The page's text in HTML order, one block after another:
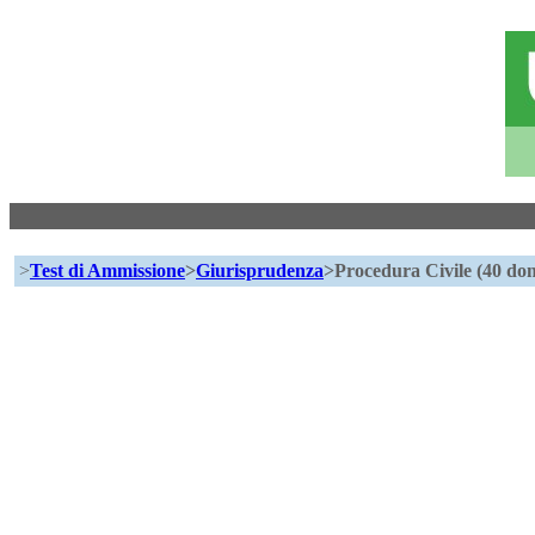
>Test di Ammissione>Giurisprudenza>Procedura Civile (40